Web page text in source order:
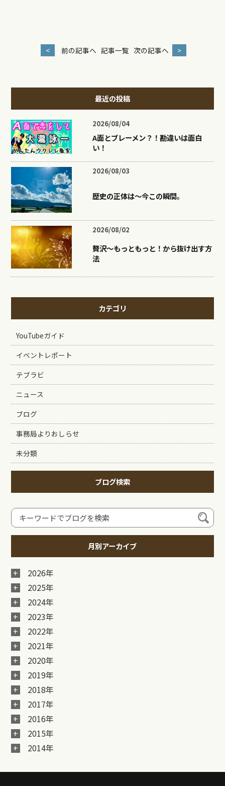
< 前の記事へ 記事一覧 次の記事へ >
最近の投稿
2026/08/04
A面とブレーメン？！勘違いは面白
い！
2026/08/03
歴史の正体は〜今この瞬間。
2026/08/02
贅沢〜もっともっと！から抜け出す方
法
カテゴリ
YouTubeガイド
イベントレポート
テブラビ
ニュース
ブログ
事務局よりおしらせ
未分類
ブログ検索
月別アーカイブ
2026年
2025年
2024年
2023年
2022年
2021年
2020年
2019年
2018年
2017年
2016年
2015年
2014年